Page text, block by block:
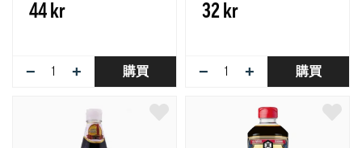
44 kr
− + 購買
32 kr
− + 購買